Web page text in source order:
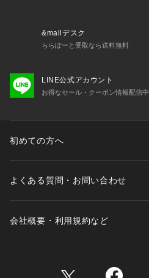
&mallデスク
ららぽーと受取なら送料無料
LINE公式アカウント
お得なセール・クーポン情報配信中
初めての方へ
よくある質問・お問い合わせ
会社概要・利用規約など